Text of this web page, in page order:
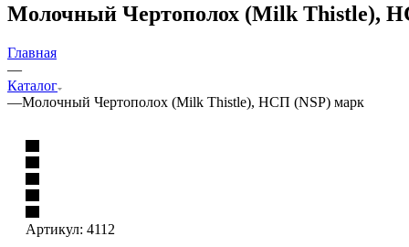
Молочный Чертополох (Milk Thistle),
Главная
—
Каталог
—Молочный Чертополох (Milk Thistle), НСП (NSP) марк
Артикул: 4112